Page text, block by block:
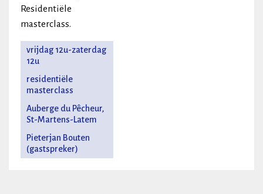
Residentiële
masterclass.
vrijdag 12u-zaterdag
12u
residentiële
masterclass
Auberge du Pêcheur,
St-Martens-Latem
Pieterjan Bouten
(gastspreker)